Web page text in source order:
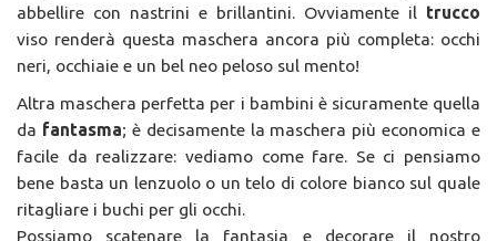
abbellire con nastrini e brillantini. Ovviamente il trucco
viso renderà questa maschera ancora più completa: occhi
neri, occhiaie e un bel neo peloso sul mento!
Altra maschera perfetta per i bambini è sicuramente quella
da fantasma; è decisamente la maschera più economica e
facile da realizzare: vediamo come fare. Se ci pensiamo
bene basta un lenzuolo o un telo di colore bianco sul quale
ritagliare i buchi per gli occhi.
Possiamo scatenare la fantasia e decorare il nostro